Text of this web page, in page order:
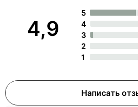
4,9
5
4
3
2
1
Написать